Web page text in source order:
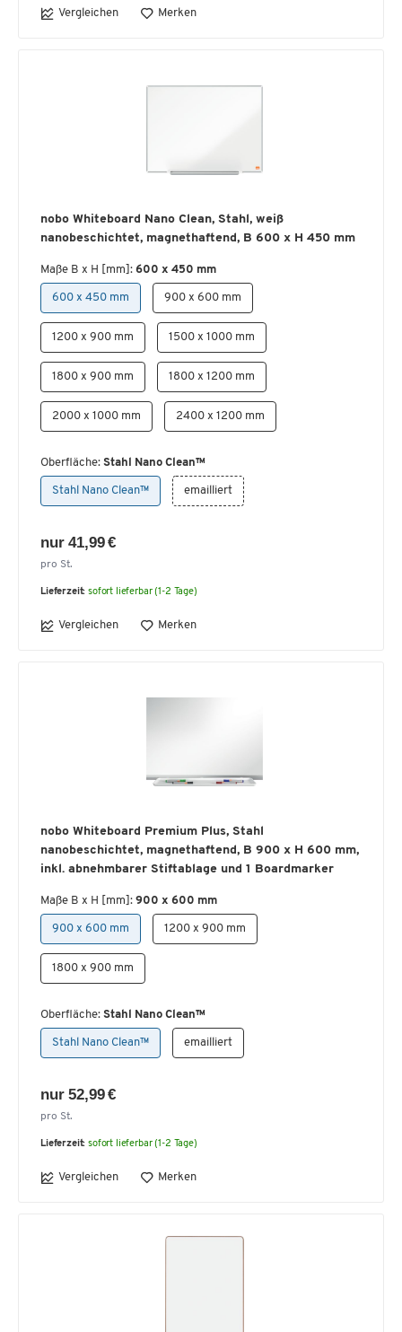
Vergleichen Merken
nobo Whiteboard Nano Clean, Stahl, weiß
nanobeschichtet, magnethaftend, B 600 x H 450 mm
Maße B x H [mm]: 600 x 450 mm
600 x 450 mm 900 x 600 mm
1200 x 900 mm 1500 x 1000 mm
1800 x 900 mm 1800 x 1200 mm
2000 x 1000 mm 2400 x 1200 mm
Oberfläche: Stahl Nano Clean™
Stahl Nano Clean™ emailliert
nur 41,99 €
pro St.
Lieferzeit: sofort lieferbar (1-2 Tage)
Vergleichen Merken
nobo Whiteboard Premium Plus, Stahl
nanobeschichtet, magnethaftend, B 900 x H 600 mm,
inkl. abnehmbarer Stiftablage und 1 Boardmarker
Maße B x H [mm]: 900 x 600 mm
900 x 600 mm 1200 x 900 mm
1800 x 900 mm
Oberfläche: Stahl Nano Clean™
Stahl Nano Clean™ emailliert
nur 52,99 €
pro St.
Lieferzeit: sofort lieferbar (1-2 Tage)
Vergleichen Merken